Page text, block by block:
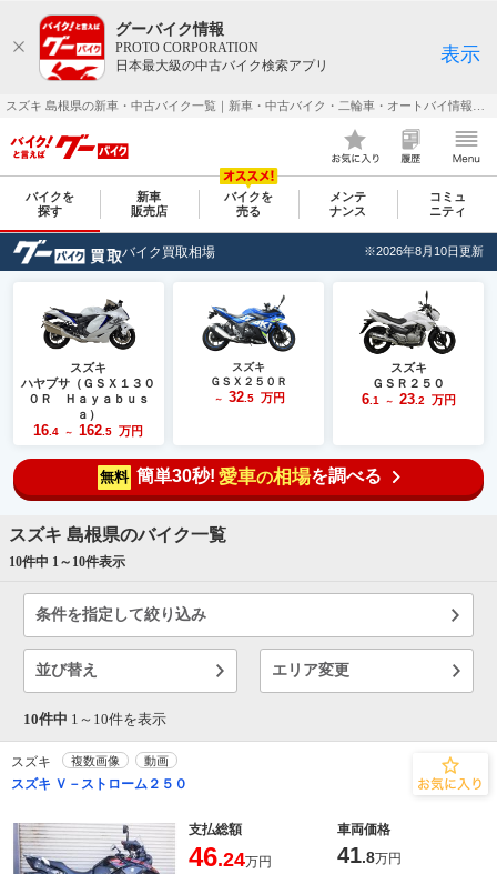
グーバイク情報
PROTO CORPORATION
日本最大級の中古バイク検索アプリ
表示
バイクを
探す
新車
販売店
バイクを
売る
メンテ
ナンス
コミュ
ニティ
バイク買取相場 ※2026年8月10日更新
スズキ
ハヤブサ（ＧＳＸ１３０
０Ｒ Ｈａｙａｂｕｓ
ａ）
16 .4 ～ 162 .5 万円
スズキ
ＧＳＸ２５０Ｒ
～ 32.5 万円
スズキ
ＧＳＲ２５０
6.1 ～ 23.2 万円
無料 簡単30秒! 愛車の相場を調べる
スズキ 島根県のバイク一覧
10件中 1～ 10件表示
条件を指定して絞り込み
並び替え エリア変更
10件中 1～ 10件を表示
スズキ 複数画像 動画
スズキ Ｖ－ストローム２５０
支払総額 車両価格
46.24万円 41.8万円